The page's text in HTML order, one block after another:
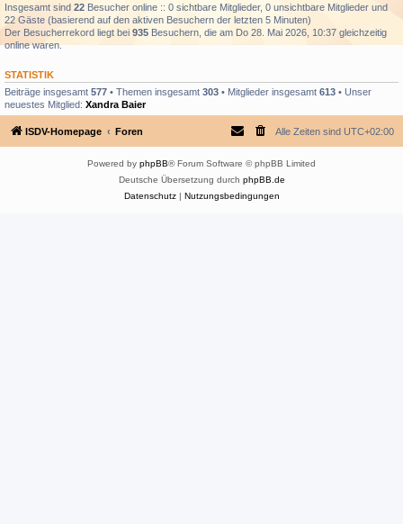
Insgesamt sind 22 Besucher online :: 0 sichtbare Mitglieder, 0 unsichtbare Mitglieder und
22 Gäste (basierend auf den aktiven Besuchern der letzten 5 Minuten)
Der Besucherrekord liegt bei 935 Besuchern, die am Do 28. Mai 2026, 10:37 gleichzeitig
online waren.
STATISTIK
Beiträge insgesamt 577 • Themen insgesamt 303 • Mitglieder insgesamt 613 • Unser
neuestes Mitglied: Xandra Baier
ISDV-Homepage Foren Alle Zeiten sind UTC+02:00
Powered by phpBB® Forum Software © phpBB Limited
Deutsche Übersetzung durch phpBB.de
Datenschutz| Nutzungsbedingungen